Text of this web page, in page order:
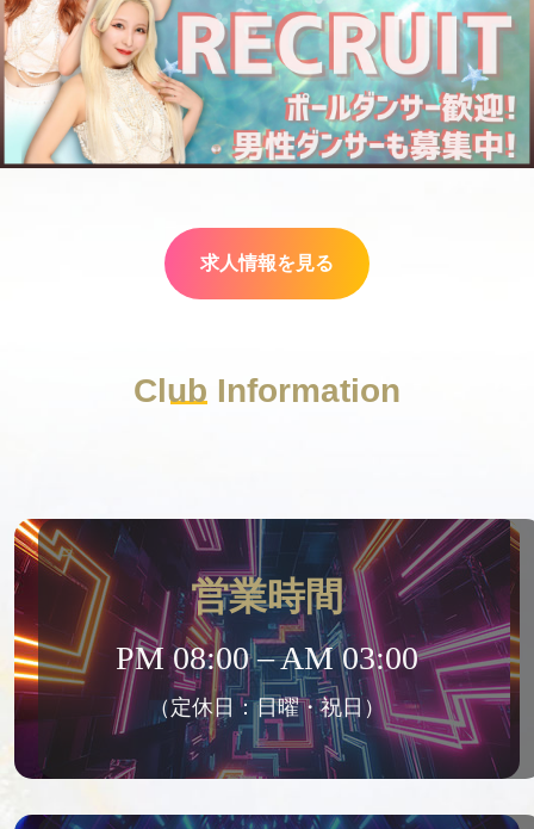
求人情報を見る
Club Information
営業時間
PM 08:00 – AM 03:00
（定休日：日曜・祝日）